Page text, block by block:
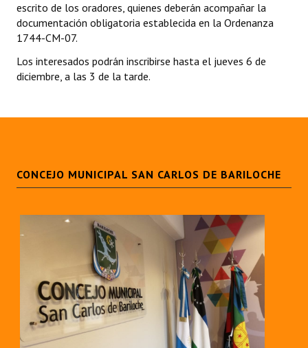
Informes de Gestión
Proyectos Presentados
Dictámenes Asesoría Letrada
Actas de Audiencias Públicas
NORMATIVA
Comunicaciones
Declaraciones
Resoluciones
Resoluciones de Presidencia
escrito de los oradores, quienes deberán acompañar la
documentación obligatoria establecida en la Ordenanza
1744-CM-07.
Los interesados podrán inscribirse hasta el jueves 6 de
diciembre, a las 3 de la tarde.
CONCEJO MUNICIPAL SAN CARLOS DE BARILOCHE